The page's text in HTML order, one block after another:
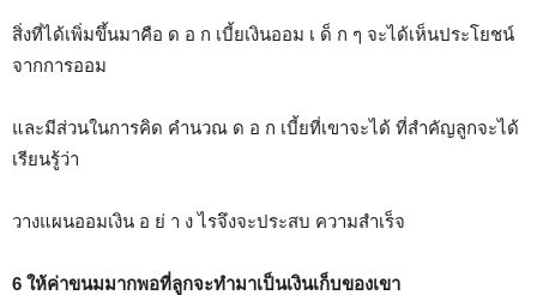
สิ่งที่ได้เพิ่มขึ้นมาคือ ด อ ก เบี้ยเงินออม เ ด็ ก ๆ จะได้เห็นประโยชน์
จากการออม
และมีส่วนในการคิด คำนวณ ด อ ก เบี้ยที่เขาจะได้ ที่สำคัญลูกจะได้
เรียนรู้ว่า
วางแผนออมเงิน อ ย่ า ง ไรจึงจะประสบ ความสำเร็จ
6 ให้ค่าขนมมากพอที่ลูกจะทำมาเป็นเงินเก็บของเขา